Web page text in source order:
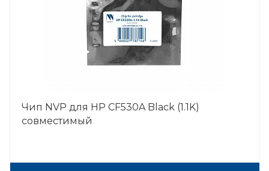
Чип NVP для HP CF530A Black (1.1K)
совместимый